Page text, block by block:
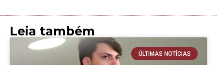
Leia também
ÚLTIMAS NOTÍCIAS